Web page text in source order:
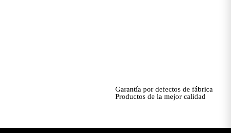
Garantía por defectos de fábrica
Productos de la mejor calidad